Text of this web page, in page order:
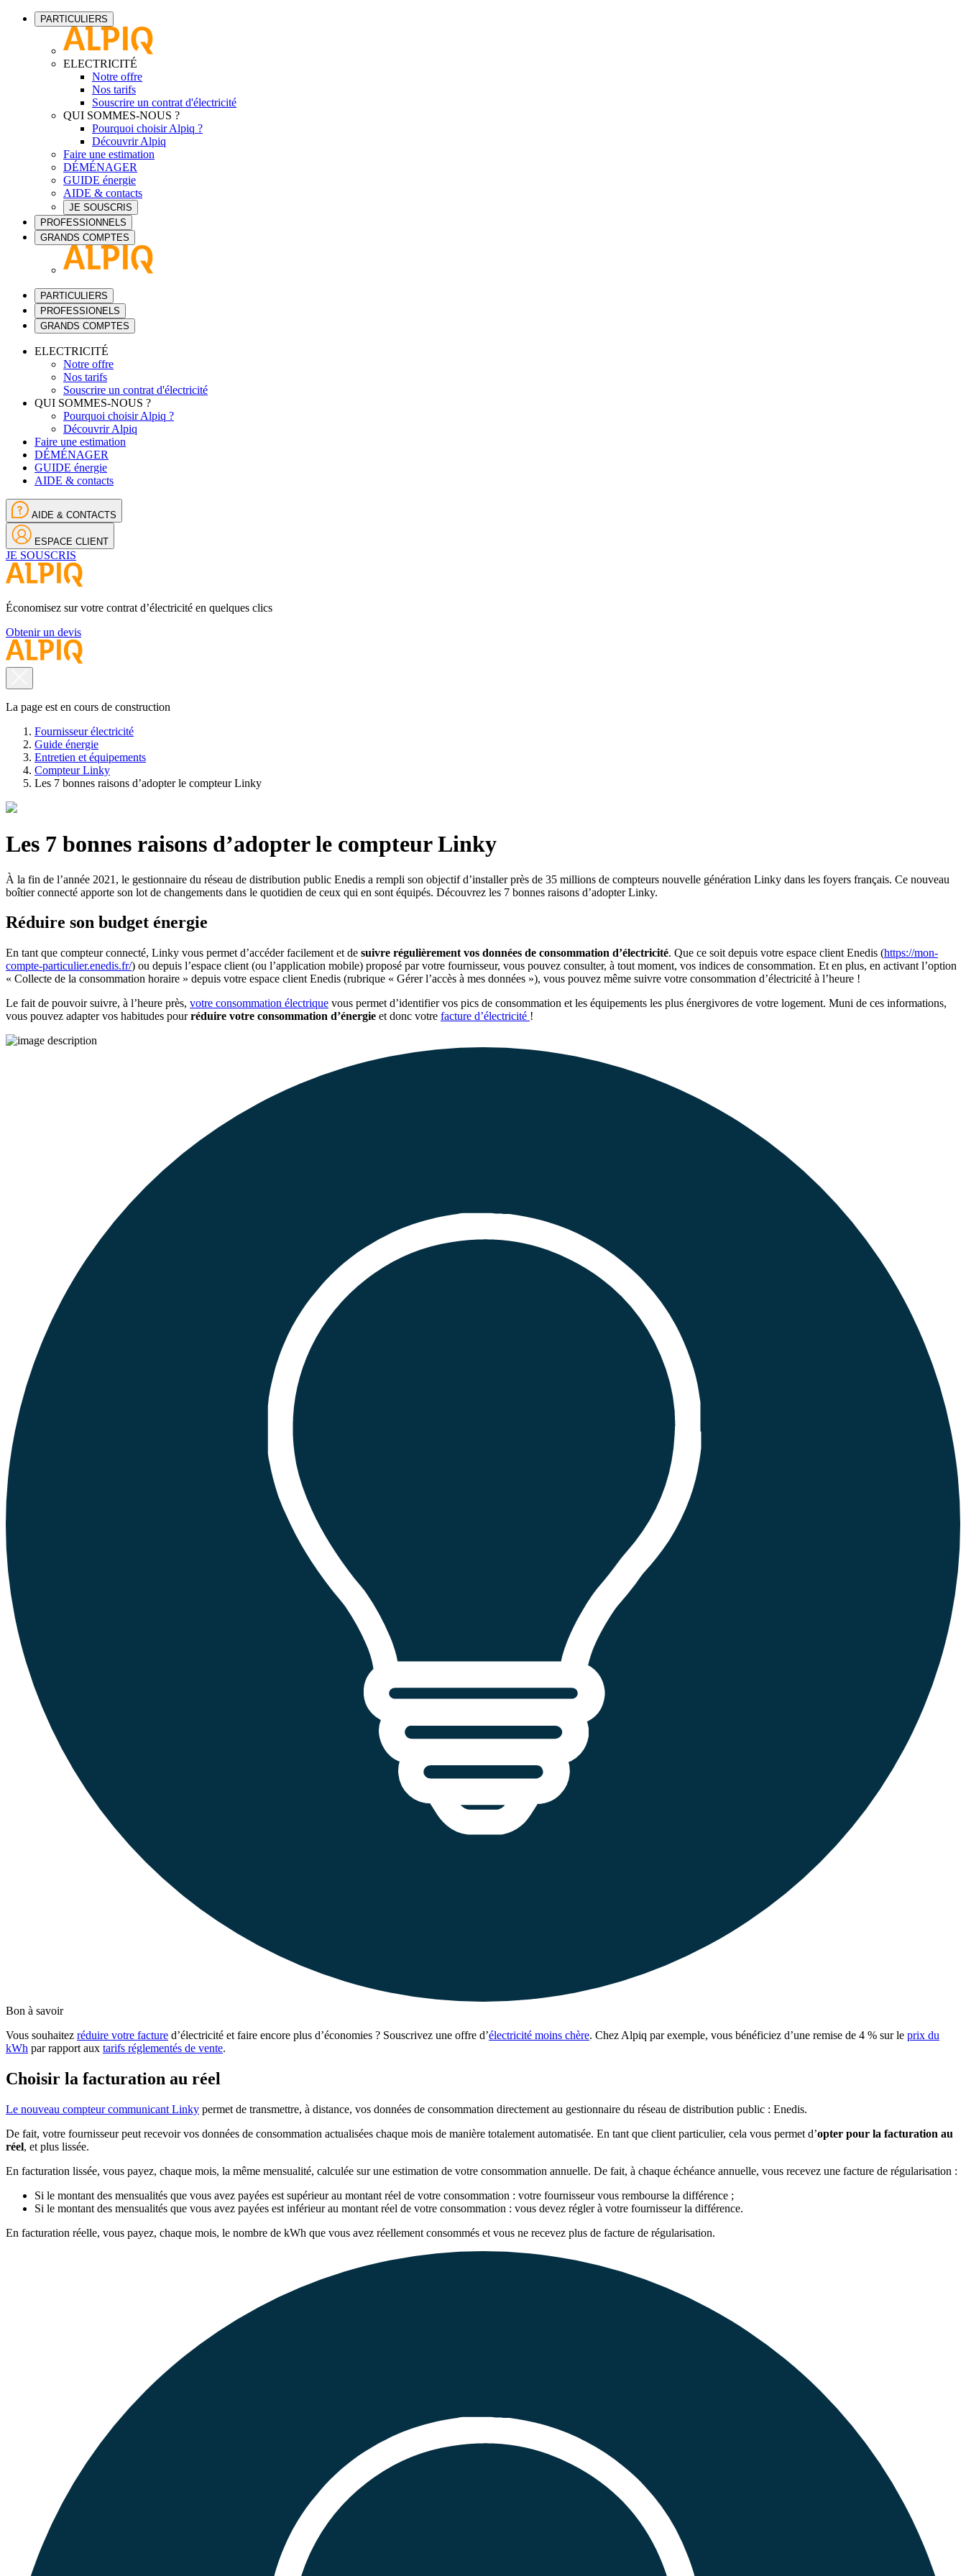
PARTICULIERS
ELECTRICITÉ
Notre offre
Nos tarifs
Souscrire un contrat d'électricité
QUI SOMMES-NOUS ?
Pourquoi choisir Alpiq ?
Découvrir Alpiq
Faire une estimation
DÉMÉNAGER
GUIDE énergie
AIDE & contacts
JE SOUSCRIS
PROFESSIONNELS
GRANDS COMPTES
PARTICULIERS
PROFESSIONELS
GRANDS COMPTES
ELECTRICITÉ
Notre offre
Nos tarifs
Souscrire un contrat d'électricité
QUI SOMMES-NOUS ?
Pourquoi choisir Alpiq ?
Découvrir Alpiq
Faire une estimation
DÉMÉNAGER
GUIDE énergie
AIDE & contacts
AIDE & CONTACTS
ESPACE CLIENT
JE SOUSCRIS
Économisez sur votre contrat d’électricité en quelques clics
Obtenir un devis
La page est en cours de construction
Fournisseur électricité
Guide énergie
Entretien et équipements
Compteur Linky
Les 7 bonnes raisons d’adopter le compteur Linky
Les 7 bonnes raisons d’adopter le compteur Linky
À la fin de l’année 2021, le gestionnaire du réseau de distribution public Enedis a rempli son objectif d’installer près de 35 millions de compteurs nouvelle génération Linky dans les foyers français. Ce nouveau
boîtier connecté apporte son lot de changements dans le quotidien de ceux qui en sont équipés. Découvrez les 7 bonnes raisons d’adopter Linky.
Réduire son budget énergie
En tant que compteur connecté, Linky vous permet d’accéder facilement et de suivre régulièrement vos données de consommation d’électricité. Que ce soit depuis votre espace client Enedis (https://mon-
compte-particulier.enedis.fr/) ou depuis l’espace client (ou l’application mobile) proposé par votre fournisseur, vous pouvez consulter, à tout moment, vos indices de consommation. Et en plus, en activant l’option
« Collecte de la consommation horaire » depuis votre espace client Enedis (rubrique « Gérer l’accès à mes données »), vous pouvez même suivre votre consommation d’électricité à l’heure !
Le fait de pouvoir suivre, à l’heure près, votre consommation électrique vous permet d’identifier vos pics de consommation et les équipements les plus énergivores de votre logement. Muni de ces informations,
vous pouvez adapter vos habitudes pourréduire votre consommation d’énergie et donc votre facture d’électricité !
Bon à savoir
Vous souhaitez réduire votre facture d’électricité et faire encore plus d’économies ? Souscrivez une offre d’électricité moins chère. Chez Alpiq par exemple, vous bénéficiez d’une remise de 4 % sur le prix du
kWh par rapport aux tarifs réglementés de vente.
Choisir la facturation au réel
Le nouveau compteur communicant Linky permet de transmettre, à distance, vos données de consommation directement au gestionnaire du réseau de distribution public : Enedis.
De fait, votre fournisseur peut recevoir vos données de consommation actualisées chaque mois de manière totalement automatisée. En tant que client particulier, cela vous permet d’opter pour la facturation au
réel, et plus lissée.
En facturation lissée, vous payez, chaque mois, la même mensualité, calculée sur une estimation de votre consommation annuelle. De fait, à chaque échéance annuelle, vous recevez une facture de régularisation :
Si le montant des mensualités que vous avez payées est supérieur au montant réel de votre consommation : votre fournisseur vous rembourse la différence ;
Si le montant des mensualités que vous avez payées est inférieur au montant réel de votre consommation : vous devez régler à votre fournisseur la différence.
En facturation réelle, vous payez, chaque mois, le nombre de kWh que vous avez réellement consommés et vous ne recevez plus de facture de régularisation.